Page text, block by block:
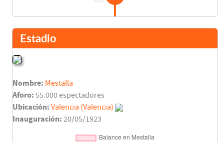
45'
Estadio
Nombre: Mestalla
Aforo: 55.000 espectadores
Ubicación: Valencia (Valencia)
Inauguración: 20/05/1923